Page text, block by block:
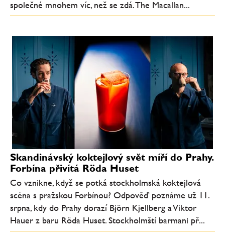
společné mnohem víc, než se zdá. The Macallan...
Skandinávský koktejlový svět míří do Prahy.
Forbína přivítá Röda Huset
Co vznikne, když se potká stockholmská koktejlová
scéna s pražskou Forbínou? Odpověď poznáme už 11.
srpna, kdy do Prahy dorazí Björn Kjellberg a Viktor
Hauer z baru Röda Huset. Stockholmští barmani př...